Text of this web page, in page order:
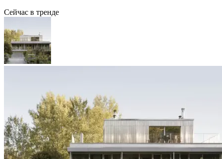
Сейчас в тренде